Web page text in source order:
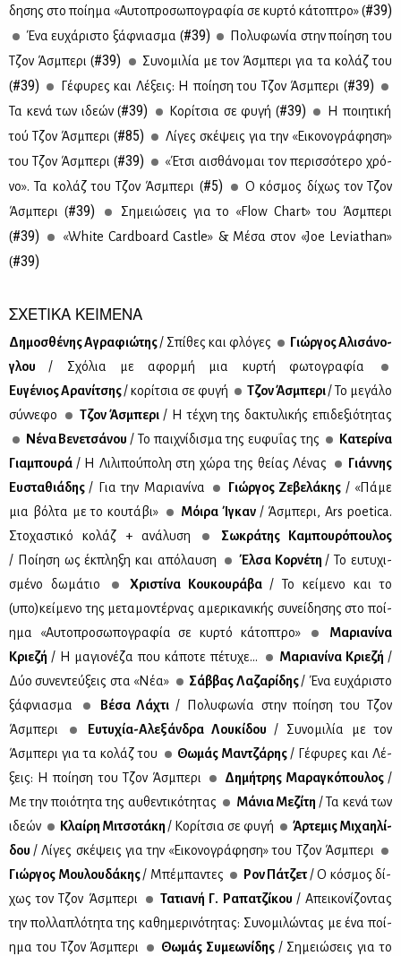
δη­σης στο ποί­η­μα «Αυ­το­προ­σω­πο­γρα­φία σε κυρ­τό κά­το­πτρο» (#39)
Ένα ευ­χά­ρι­στο ξάφ­νια­σμα (#39)
Πο­λυ­φω­νία στην ποί­η­ση του
Τζον Άσμπε­ρι (#39)
Συ­νο­μι­λία με τον Άσμπε­ρι για τα κο­λάζ του
(#39) Γέ­φυ­ρες και Λέ­ξεις: Η ποί­η­ση του Τζον Άσμπε­ρι (#39)
Τα κε­νά των ιδε­ών (#39) Κο­ρί­τσια σε φυ­γή (#39)
Η ποι­η­τι­κή
τού Τζον Άσμπε­ρι (#85)
Λί­γες σκέ­ψεις για την «Ει­κο­νο­γρά­φη­ση»
του Τζον Άσμπε­ρι (#39)
«Έτσι αι­σθά­νο­μαι τον πε­ρισ­σό­τε­ρο χρό­
νο». Τα κο­λάζ του Τζον Άσμπε­ρι (#5)
Ο κό­σμος δί­χως τον Τζον
Άσμπε­ρι (#39)
Ση­μειώ­σεις για το «Flow Chart» του Άσμπε­ρι
(#39)
«White Cardboard Castle» & Mέ­σα στον «Joe Leviathan»
(#39)
ΣΧΕΤΙΚΑ ΚΕΙΜΕΝΑ
Δη­μο­σθέ­νης Αγρα­φιώ­της/ Σπί­θες και φλό­γες
Γιώρ­γος Αλι­σά­νο­
γλου / Σχό­λια με αφορ­μή μια κυρ­τή φω­το­γρα­φία
Ευ­γέ­νιος Αρα­νί­τσης/ κο­ρί­τσια σε φυ­γή Τζον Άσμπε­ρι/ Το με­γά­λο
σύν­νε­φο
Τζον Άσμπε­ρι / Η τέ­χνη της δα­κτυ­λι­κής επι­δε­ξιό­τη­τας
Νέ­να Βε­νε­τσά­νου / Το παι­χνί­δι­σμα της ευ­φυ­ΐ­ας της
Κα­τε­ρί­να
Για­μπου­ρά / Η Λι­λι­πού­πο­λη στη χώ­ρα της θεί­ας Λέ­νας
Γιάν­νης
Ευ­στα­θιά­δης / Για την Μα­ρια­νί­να Γιώρ­γος Ζε­βε­λά­κης / «Πά­με
μια βόλ­τα με το κου­τά­βι»
Μόι­ρα Ίγκαν / Άσμπε­ρι, Ars poetica.
Στο­χα­στι­κό κο­λάζ + ανά­λυ­ση
Σω­κρά­της Κα­μπου­ρό­που­λος
/ Ποί­η­ση ως έκ­πλη­ξη και από­λαυ­ση
Έλ­σα Κορ­νέ­τη / Το ευ­τυ­χι­
σμέ­νο δω­μά­τιο
Χρι­στί­να Κου­κου­ρά­βα / Το κεί­με­νο και το
(υπο)κεί­με­νο της με­τα­μο­ντέρ­νας αμε­ρι­κα­νι­κής συ­νεί­δη­σης στο ποί­
η­μα «Αυ­το­προ­σω­πο­γρα­φία σε κυρ­τό κά­το­πτρο»
Μα­ρια­νί­να
Κριε­ζή / Η μα­γιο­νέ­ζα που κά­πο­τε πέ­τυ­χε... Μα­ρια­νί­να Κριε­ζή /
Δύο συ­νε­ντεύ­ξεις στα «Νέα»
Σάβ­βας Λα­ζα­ρί­δης/ Ένα ευ­χά­ρι­στο
ξάφ­νια­σμα
Βέ­σα Λά­χτι / Πο­λυ­φω­νία στην ποί­η­ση του Τζον
Άσμπε­ρι
Ευ­τυ­χία-Αλε­ξάν­δρα Λου­κί­δου / Συ­νο­μι­λία με τον
Άσμπε­ρι για τα κο­λάζ του
Θω­μάς Μαν­τζά­ρης / Γέ­φυ­ρες και Λέ­
ξεις: Η ποί­η­ση του Τζον Άσμπε­ρι
Δη­μή­τρης Μα­ρα­γκό­που­λος /
Με την ποιό­τη­τα της αυ­θε­ντι­κό­τη­τας
Μά­νια Με­ζί­τη / Τα κε­νά των
ιδε­ών
Κλαί­ρη Μι­τσο­τά­κη / Κο­ρί­τσια σε φυ­γή
Άρ­τε­μις Μι­χαη­λί­
δου / Λί­γες σκέ­ψεις για την «Ει­κο­νο­γρά­φη­ση» του Τζον Άσμπε­ρι
Γιώρ­γος Μου­λου­δά­κης/ Μπέ­μπα­ντες Ρον Πά­τζετ / Ο κό­σμος δί­
χως τον Τζον Άσμπε­ρι
Τα­τια­νή Γ. Ρα­πα­τζί­κου / Απει­κο­νί­ζο­ντας
την πολ­λα­πλό­τη­τα της κα­θη­με­ρι­νό­τη­τας: Συ­νο­μι­λώ­ντας με ένα ποί­
η­μα του Τζον Άσμπε­ρι
Θω­μάς Συ­με­ω­νί­δης / Ση­μειώ­σεις για το